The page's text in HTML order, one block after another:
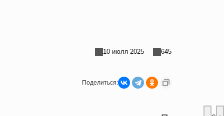
10 июля 2025 645
Поделиться: